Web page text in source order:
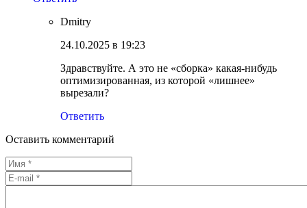
Dmitry
24.10.2025 в 19:23
Здравствуйте. А это не «сборка» какая-нибудь
оптимизированная, из которой «лишнее»
вырезали?
Ответить
Оставить комментарий